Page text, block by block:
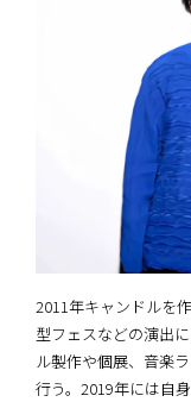
2011年キャンドルを
型フェスなどの演出
ル製作や個展、音楽
行う。2019年には自